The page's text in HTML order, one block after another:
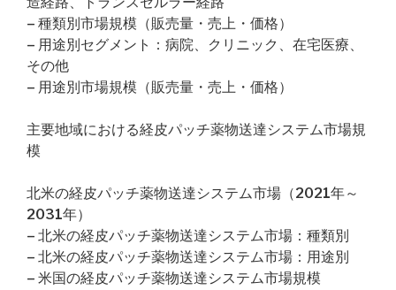
– 種類別市場規模（販売量・売上・価格）
– 用途別セグメント：病院、クリニック、在宅医療、
その他
– 用途別市場規模（販売量・売上・価格）
主要地域における経皮パッチ薬物送達システム市場規
模
北米の経皮パッチ薬物送達システム市場（2021年～
2031年）
– 北米の経皮パッチ薬物送達システム市場：種類別
– 北米の経皮パッチ薬物送達システム市場：用途別
– 米国の経皮パッチ薬物送達システム市場規模